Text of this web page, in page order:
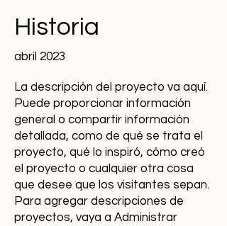
Historia
abril 2023
La descripción del proyecto va aquí.
Puede proporcionar información
general o compartir información
detallada, como de qué se trata el
proyecto, qué lo inspiró, cómo creó
el proyecto o cualquier otra cosa
que desee que los visitantes sepan.
Para agregar descripciones de
proyectos, vaya a Administrar